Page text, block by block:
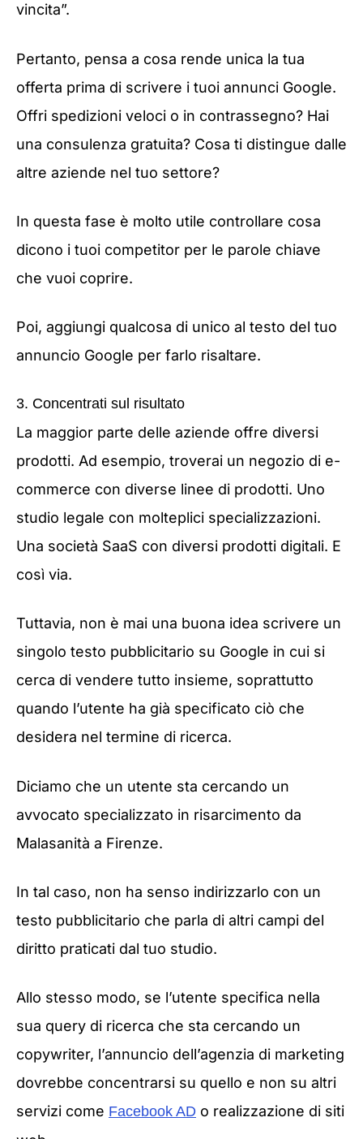
vincita”.
Pertanto, pensa a cosa rende unica la tua
offerta prima di scrivere i tuoi annunci Google.
Offri spedizioni veloci o in contrassegno? Hai
una consulenza gratuita? Cosa ti distingue dalle
altre aziende nel tuo settore?
In questa fase è molto utile controllare cosa
dicono i tuoi competitor per le parole chiave
che vuoi coprire.
Poi, aggiungi qualcosa di unico al testo del tuo
annuncio Google per farlo risaltare.
3. Concentrati sul risultato
La maggior parte delle aziende offre diversi
prodotti. Ad esempio, troverai un negozio di e-
commerce con diverse linee di prodotti. Uno
studio legale con molteplici specializzazioni.
Una società SaaS con diversi prodotti digitali. E
così via.
Tuttavia, non è mai una buona idea scrivere un
singolo testo pubblicitario su Google in cui si
cerca di vendere tutto insieme, soprattutto
quando l’utente ha già specificato ciò che
desidera nel termine di ricerca.
Diciamo che un utente sta cercando un
avvocato specializzato in risarcimento da
Malasanità a Firenze.
In tal caso, non ha senso indirizzarlo con un
testo pubblicitario che parla di altri campi del
diritto praticati dal tuo studio.
Allo stesso modo, se l’utente specifica nella
sua query di ricerca che sta cercando un
copywriter, l’annuncio dell’agenzia di marketing
dovrebbe concentrarsi su quello e non su altri
servizi come Facebook AD o realizzazione di siti